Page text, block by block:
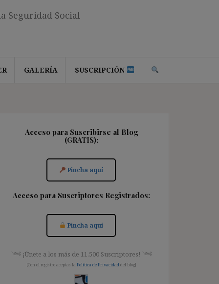
Seguridad Social
GALERÍA SUSCRIPCIÓN
Acceso para Suscribirse al Blog
(GRATIS):
Pincha aquí
Acceso para Suscriptores Registrados:
Pincha aquí
༺ ¡Únete a los más de 11.500 Suscriptores! ༺
[Con el registro aceptas la Política de Privacidad del blog]